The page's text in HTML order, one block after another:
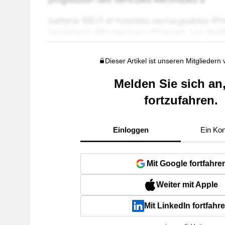
Dieser Artikel ist unseren Mitgliedern
Melden Sie sich
fortzufahren.
Einloggen Ein
Mit Google
Weiter mit Apple
Mit LinkedIn